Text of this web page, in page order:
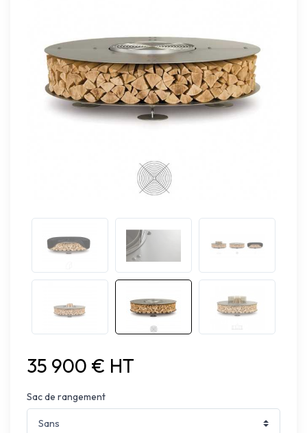
35 900 € HT
Sac de rangement